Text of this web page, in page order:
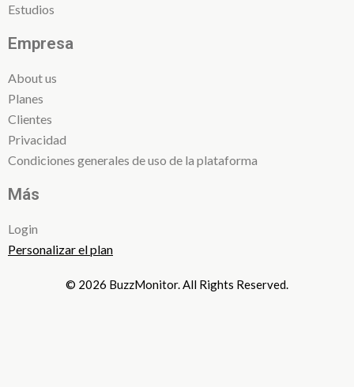
Estudios
Empresa
About us
Planes
Clientes
Privacidad
Condiciones generales de uso de la plataforma
Más
Login
Personalizar el plan
© 2026 BuzzMonitor. All Rights Reserved.